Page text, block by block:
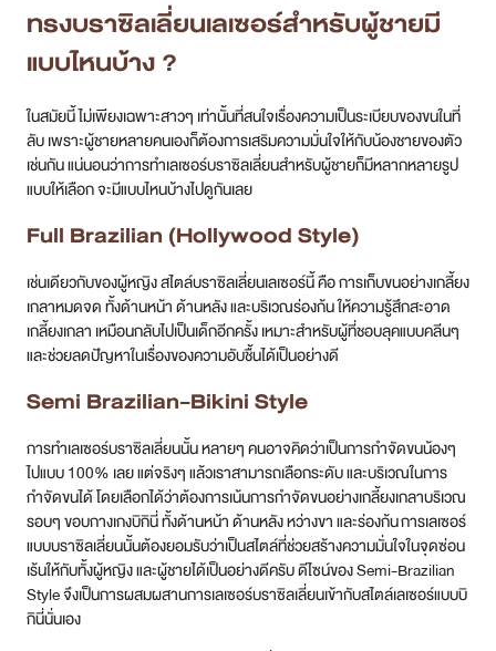
ทรงบราซิลเลี่ยนเลเซอร์สำหรับผู้ชายมี
แบบไหนบ้าง ?
ในสมัยนี้ ไม่เพียงเฉพาะสาวๆ เท่านั้นที่สนใจเรื่องความเป็นระเบียบของขนในที่
ลับ เพราะผู้ชายหลายคนเองก็ต้องการเสริมความมั่นใจให้กับน้องชายของตัว
เช่นกัน แน่นอนว่าการทำเลเซอร์บราซิลเลี่ยนสำหรับผู้ชายก็มีหลากหลายรูป
แบบให้เลือก จะมีแบบไหนบ้างไปดูกันเลย
Full Brazilian (Hollywood Style)
เช่นเดียวกับของผู้หญิง สไตล์บราซิลเลี่ยนเลเซอร์นี้ คือ การเก็บขนอย่างเกลี้ยง
เกลาหมดจด ทั้งด้านหน้า ด้านหลัง และบริเวณร่องก้น ให้ความรู้สึกสะอาด
เกลี้ยงเกลา เหมือนกลับไปเป็นเด็กอีกครั้ง เหมาะสำหรับผู้ที่ชอบลุคแบบคลีนๆ
และช่วยลดปัญหาในเรื่องของความอับชื้นได้เป็นอย่างดี
Semi Brazilian-Bikini Style
การทำเลเซอร์บราซิลเลี่ยนนั้น หลายๆ คนอาจคิดว่าเป็นการกำจัดขนน้องๆ
ไปแบบ 100% เลย แต่จริงๆ แล้วเราสามารถเลือกระดับ และบริเวณในการ
กำจัดขนได้ โดยเลือกได้ว่าต้องการเน้นการกำจัดขนอย่างเกลี้ยงเกลาบริเวณ
รอบๆ ขอบกางเกงบิกินี่ ทั้งด้านหน้า ด้านหลัง หว่างขา และร่องก้น การเลเซอร์
แบบบราซิลเลี่ยนนั้นต้องยอมรับว่าเป็นสไตล์ที่ช่วยสร้างความมั่นใจในจุดซ่อน
เร้นให้กับทั้งผู้หญิง และผู้ชายได้เป็นอย่างดีครับ ดีไซน์ของ Semi-Brazilian
Style จึงเป็นการผสมผสานการเลเซอร์บราซิลเลี่ยนเข้ากับสไตล์เลเซอร์แบบบิ
กินี่นั่นเอง